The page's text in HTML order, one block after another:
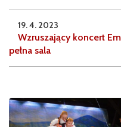
19. 4. 2023
Wzruszający koncert
pełna sala